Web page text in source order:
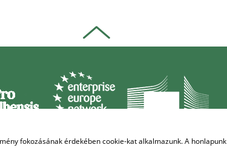
fokozásának érdekében cookie-kat alkalmazunk. A honlapunk
BY